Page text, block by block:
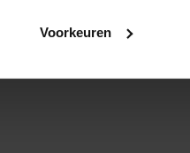
Voorkeuren